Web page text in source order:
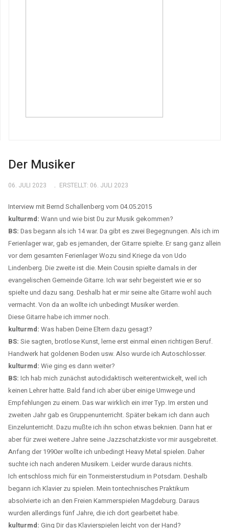
Der Musiker
06. JULI 2023 ERSTELLT: 06. JULI 2023
Interview mit Bernd Schallenberg vom 04.05.2015
kulturmd: Wann und wie bist Du zur Musik gekommen?
BS: Das begann als ich 14 war. Da gibt es zwei Begegnungen. Als ich im
Ferienlager war, gab es jemanden, der Gitarre spielte. Er sang ganz allein
vor dem gesamten Ferienlager Wozu sind Kriege da von Udo
Lindenberg. Die zweite ist die. Mein Cousin spielte damals in der
evangelischen Gemeinde Gitarre. Ich war sehr begeistert wie er so
spielte und dazu sang. Deshalb hat er mir seine alte Gitarre wohl auch
vermacht. Von da an wollte ich unbedingt Musiker werden.
Diese Gitarre habe ich immer noch.
kulturmd: Was haben Deine Eltern dazu gesagt?
BS: Sie sagten, brotlose Kunst, lerne erst einmal einen richtigen Beruf.
Handwerk hat goldenen Boden usw. Also wurde ich Autoschlosser.
kulturmd: Wie ging es dann weiter?
BS: Ich hab mich zunächst autodidaktisch weiterentwickelt, weil ich
keinen Lehrer hatte. Bald fand ich aber über einige Umwege und
Empfehlungen zu einem. Das war wirklich ein irrer Typ. Im ersten und
zweiten Jahr gab es Gruppenunterricht. Später bekam ich dann auch
Einzelunterricht. Dazu mußte ich ihn schon etwas beknien. Dann hat er
aber für zwei weitere Jahre seine Jazzschatzkiste vor mir ausgebreitet.
Anfang der 1990er wollte ich unbedingt Heavy Metal spielen. Daher
suchte ich nach anderen Musikern. Leider wurde daraus nichts.
Ich entschloss mich für ein Tonmeisterstudium in Potsdam. Deshalb
begann ich Klavier zu spielen. Mein tontechnisches Praktikum
absolvierte ich an den Freien Kammerspielen Magdeburg. Daraus
wurden allerdings fünf Jahre, die ich dort gearbeitet habe.
kulturmd: Ging Dir das Klavierspielen leicht von der Hand?